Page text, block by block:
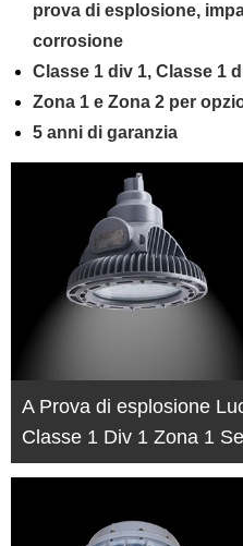
prova di esplosione,
corrosione
Classe 1 div 1, Classe 1
Zona 1 e Zona 2 per
5 anni di garanzia
A Prova di esplosione
Classe 1 Div 1 Zona 1